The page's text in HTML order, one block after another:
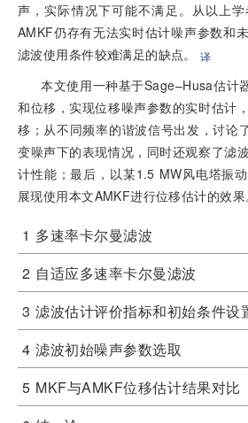
声，实际情况下可能不满足。从以上
AMKF仍存有无法实时估计噪声参数和
滤波使用条件较难满足的缺点。译
本文使用一种基于Sage–Husa估计
和位移，实现位移噪声参数的实时估计
移；从不同频率的谐波信号出发，讨论
变噪声下的表现情况，同时还观察了滤
计性能；最后，以某1.5 MW风电塔振
展现使用本文AMKF进行位移估计的效果
1 多速率卡尔曼滤波
2 自适应多速率卡尔曼滤波
3 滤波估计评价指标和初始条件设
4 滤波初始噪声参数选取
5 MKF与AMKF位移估计结果对比